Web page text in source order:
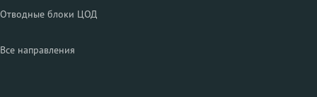
Отводные блоки ЦОД
Все направления